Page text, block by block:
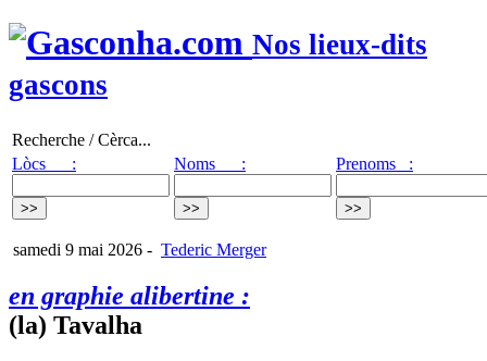
Nos lieux-dits
gascons
Recherche / Cèrca...
Lòcs :
Noms : Prenoms :
samedi 9 mai 2026 - Tederic Merger
en graphie alibertine :
(la) Tavalha